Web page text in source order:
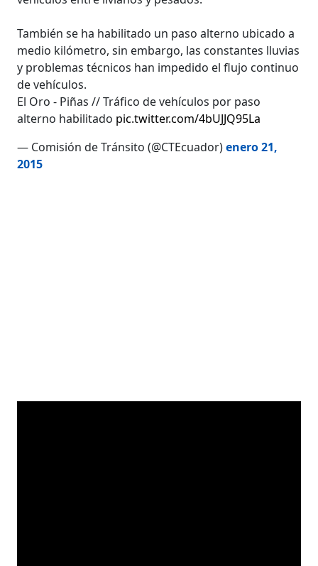
También se ha habilitado un paso alterno ubicado a
medio kilómetro, sin embargo, las constantes lluvias
y problemas técnicos han impedido el flujo continuo
de vehículos.
El Oro - Piñas // Tráfico de vehículos por paso
alterno habilitado pic.twitter.com/4bUJJQ95La
— Comisión de Tránsito (@CTEcuador)enero 21,
2015